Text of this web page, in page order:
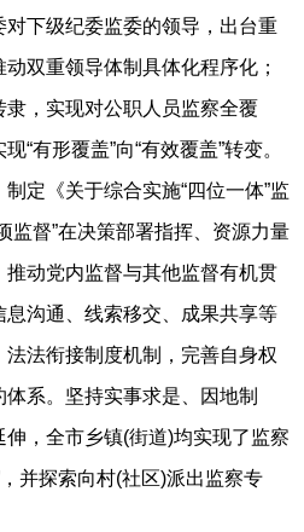
下级纪委监委的领导，出台重
双重领导体制具体化程序化；
，实现对公职人员监察全覆
“有形覆盖”向“有效覆盖”转变。
定《关于综合实施“四位一体”监
监督”在决策部署指挥、资源力量
动党内监督与其他监督有机贯
沟通、线索移交、成果共享等
法衔接制度机制，完善自身权
系。坚持实事求是、因地制
，全市乡镇(街道)均实现了监察
并探索向村(社区)派出监察专